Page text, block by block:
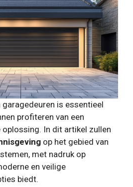
is essentieel
profiteren van een
oplossing. In dit artikel zullen
op het gebied van
met nadruk op
en veilige
biedt.